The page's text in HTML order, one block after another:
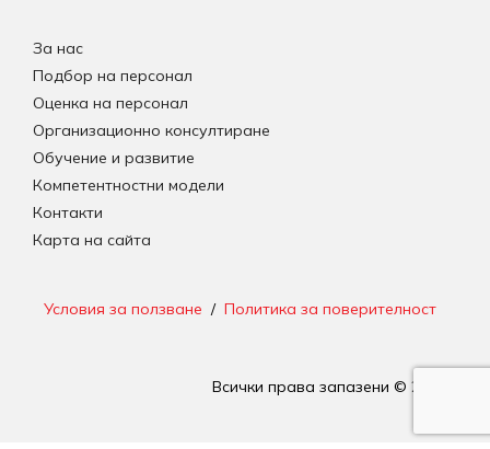
За нас
Подбор на персонал
Оценка на персонал
Организационно консултиране
Обучение и развитие
Компетентностни модели
Контакти
Карта на сайта
Условия за ползване / Политика за поверителност
Всички права запазени © 2026